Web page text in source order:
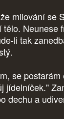
milování se
Neunese
li tak
se
jídelníček."
dechu a